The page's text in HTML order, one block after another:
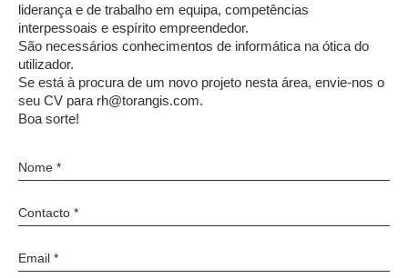
liderança e de trabalho em equipa, competências
interpessoais e espírito empreendedor.
São necessários conhecimentos de informática na ótica do
utilizador.
Se está à procura de um novo projeto nesta área, envie-nos o
seu CV para rh@torangis.com.
Boa sorte!